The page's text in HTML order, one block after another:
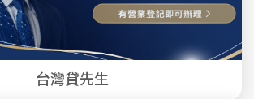
台灣貸先生